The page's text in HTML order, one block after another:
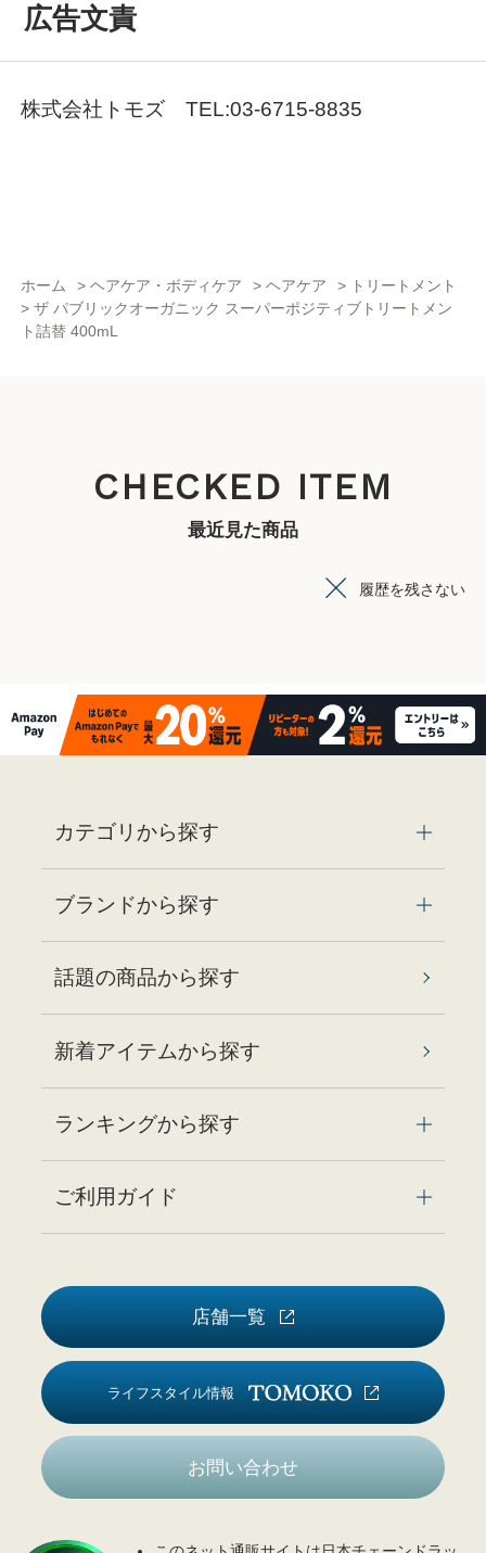
広告文責
株式会社トモズ TEL:03-6715-8835
ホーム >ヘアケア・ボディケア >ヘアケア > トリートメント
>ザ パブリックオーガニック スーパーポジティブトリートメン
ト詰替 400mL
CHECKED ITEM
最近見た商品
履歴を残さない
カテゴリから探す
ブランドから探す
話題の商品から探す
新着アイテムから探す
ランキングから探す
ご利用ガイド
店舗一覧
ライフスタイル情報
お問い合わせ